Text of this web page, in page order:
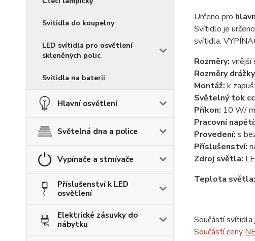
Svítidla do koupelny
LED svítidla pro osvětlení
skleněných polic
Svítidla na baterii
Hlavní osvětlení
Světelná dna a police
Vypínače a stmívače
Příslušenství k LED
osvětlení
Elektrické zásuvky do
nábytku
Určeno pro
Svítidlo je
svítidla.
Rozměry: vnější
Rozměry
Montáž: k
Světelný tok
Příkon: 10 W/ m
Pracovní napětí:
Provedení: s
Příslušenství:
Zdroj světla:
Teplota světla:
Součástí svítidla
Součástí ceny